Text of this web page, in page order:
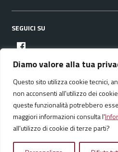
Diamo valore alla tua
Questo sito utilizza cookie tecnici,
non acconsenti all'utilizzo dei
queste funzionalità potrebbero
maggiori informazioni consulta l'
all'utilizzo di cookie di terze parti?
SEGUICI SU
facebook
Media policy Mappa
Realizzato da:NeMeA Sistemi